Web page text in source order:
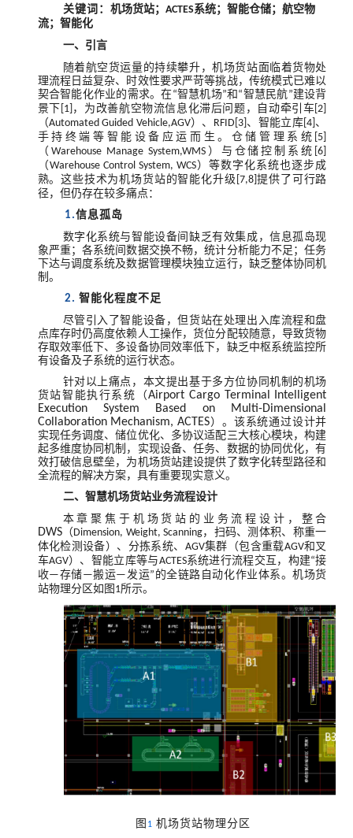
关键词： 机场货站； ACTES系统；智能仓储；航空物
流；智能化
一、 引言
随着航空货运量的持续攀升，机场货站面临着货物处
理流程日益复杂、时效性要求严苛等挑战，传统模式已难以
契合智能化作业的需求。在“智慧机场”和 “智慧民航”建设背
景下 [1] ，为改善航空物流信息化滞后问题，自动牵引车 [2]
（Automated Guided Vehicle,AGV）、 RFID[3] 、智能立库 [4] 、
手持终端等智能设备应运而生。仓储管理系统 [5]
（ Warehouse Manage System,WMS）与仓储控制系统 [6]
（Warehouse Control System, WCS）等数字化系统也逐步成
熟。这些技术为机场货站的智能化升级 [7,8] 提供了可行路
径，但仍存在较多痛点：
1.信息孤岛
数字化系统与智能设备间缺乏有效集成，信息孤岛现
象严重；各系统间数据交换不畅，统计分析能力不足；任务
下达与调度系统及数据管理模块独立运行，缺乏整体协同机
制。
2. 智能化程度不足
尽管引入了智能设备，但货站在处理出入库流程和盘
点库存时仍高度依赖人工操作，货位分配较随意，导致货物
存取效率低下、多设备协同效率低下，缺乏中枢系统监控所
有设备及子系统的运行状态。
针对以上痛点，本文提出基于多方位协同机制的机场
货站智能执行系统（Airport Cargo Terminal Intelligent
Execution System Based on Multi-Dimensional
Collaboration Mechanism, ACTES）。该系统通过设计并
实现任务调度、储位优化、多协议适配三大核心模块，构建
起多维度协同机制，实现设备、任务、数据的协同优化，有
效打破信息壁垒，为机场货站建设提供了数字化转型路径和
全流程的解决方案，具有重要现实意义。
二、 智慧机场货站业务流程设计
本章聚焦于机场货站的业务流程设计，整合
DWS（Dimension, Weight, Scanning，扫码、测体积、称重一
体化检测设备）、分拣系统、 AGV集群（包含重载AGV和叉
车AGV）、智能立库等与ACTES系统进行流程交互，构建“接
收—存储—搬运—发运” 的全链路自动化作业体系。机场货
站物理分区如图 1所示。
图 1 机场货站物理分区